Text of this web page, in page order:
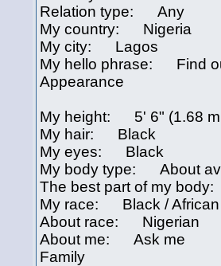
Relation type: Any
My country: Nigeria
My city: Lagos
My hello phrase: Find
Appearance
My height: 5' 6" (1.68
My hair: Black
My eyes: Black
My body type: About
The best part of my
My race: Black / African
About race: Nigerian
About me: Ask me
Family